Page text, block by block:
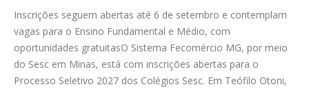
Inscrições seguem abertas até 6 de setembro e contemplam
vagas para o Ensino Fundamental e Médio, com
oportunidades gratuitasO Sistema Fecomércio MG, por meio
do Sesc em Minas, está com inscrições abertas para o
Processo Seletivo 2027 dos Colégios Sesc. Em Teófilo Otoni,